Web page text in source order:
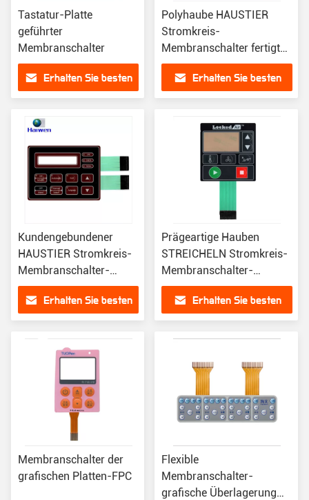
Tastatur-Platte
geführter
Membranschalter
Erhalten Sie besten
Polyhaube HAUSTIER
Stromkreis-
Membranschalter fertigte
silberne Paste besonders
Erhalten Sie besten
Kundengebundener
HAUSTIER Stromkreis-
Membranschalter-
Siebdruck mit LED
Erhalten Sie besten
Prägeartige Hauben
STREICHELN Stromkreis-
Membranschalter-
wasserdichte Tastatur mit
LED
Erhalten Sie besten
Membranschalter der
grafischen Platten-FPC
Flexible
Membranschalter-
grafische Überlagerung